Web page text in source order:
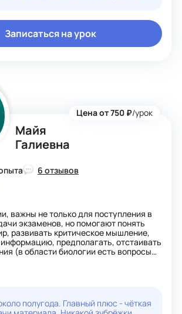
Записаться на урок
Майя
Галиевна
Цена от 750 ₽/урок
6 отзывов
важны не только для поступления в
экзаменов, но помогают понять
развивать критическое мышление,
предполагать, отстаивать
(в области биологии есть вопросы
дали однозначного ответа, что и
и формулировать выводы.
в области генетики позволяют нам
их особенности, выявлять
передачи признаков из поколения в
полугода. Главный плюс - чёткая